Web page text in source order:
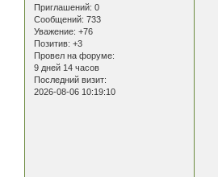
Приглашений: 0
Сообщений: 733
Уважение: +76
Позитив: +3
Провел на форуме:
9 дней 14 часов
Последний визит:
2026-08-06 10:19:10